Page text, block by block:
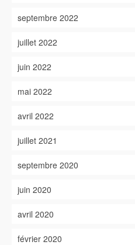
septembre 2022
juillet 2022
juin 2022
mai 2022
avril 2022
juillet 2021
septembre 2020
juin 2020
avril 2020
février 2020